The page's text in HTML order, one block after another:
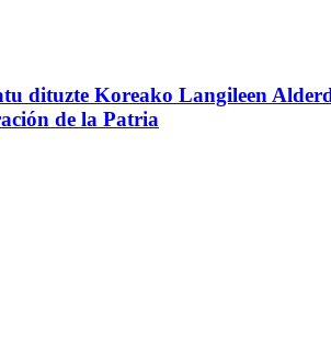
dituzte Koreako Langileen
de la Patria